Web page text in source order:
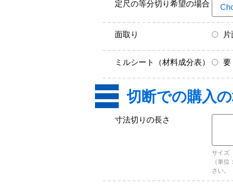
定尺の等分切り希望の場合
面取り
ミルシート（材料成分表） 要
寸法切りの長さ
サイズ
（単
さい。